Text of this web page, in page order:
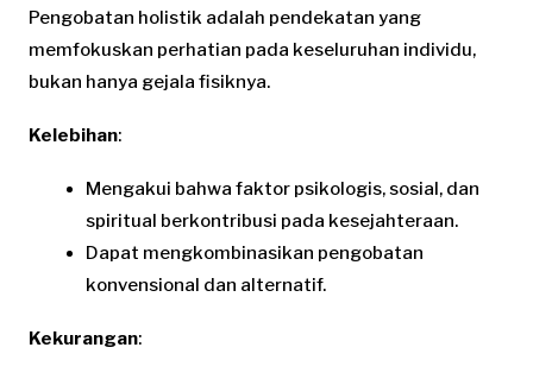
Pengobatan holistik adalah pendekatan yang
memfokuskan perhatian pada keseluruhan individu,
bukan hanya gejala fisiknya.
Kelebihan:
Mengakui bahwa faktor psikologis, sosial, dan
spiritual berkontribusi pada kesejahteraan.
Dapat mengkombinasikan pengobatan
konvensional dan alternatif.
Kekurangan: